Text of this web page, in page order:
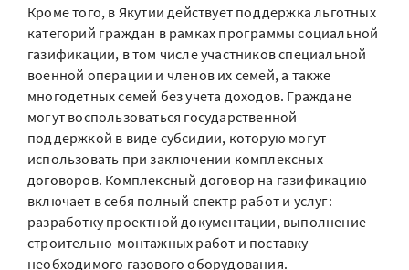
Кроме того, в Якутии действует поддержка льготных
категорий граждан в рамках программы социальной
газификации, в том числе участников специальной
военной операции и членов их семей, а также
многодетных семей без учета доходов. Граждане
могут воспользоваться государственной
поддержкой в виде субсидии, которую могут
использовать при заключении комплексных
договоров. Комплексный договор на газификацию
включает в себя полный спектр работ и услуг:
разработку проектной документации, выполнение
строительно-монтажных работ и поставку
необходимого газового оборудования.